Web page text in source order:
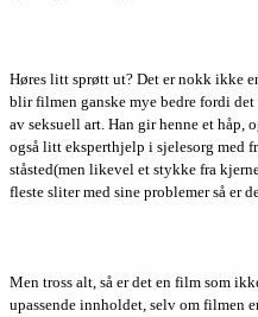
Høres litt sprøtt ut? Det er nokk ikke
blir filmen ganske mye bedre fordi
av seksuell art. Han gir henne et håp,
også litt eksperthjelp i sjelesorg med
ståsted(men likevel et stykke fra
fleste sliter med sine problemer så er
Men tross alt, så er det en film som
upassende innholdet, selv om filmen